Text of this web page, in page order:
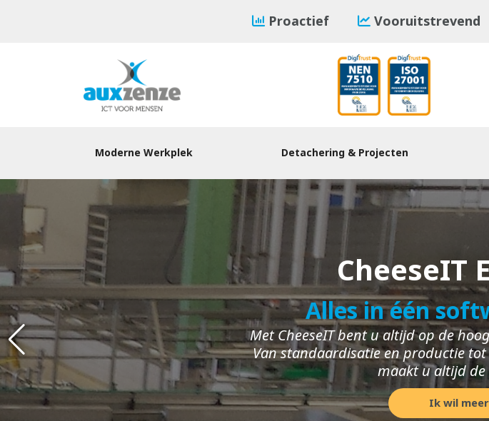
Proactief Vooruitstrevend
Moderne Werkplek Detachering & Projecten
CheeseIT
Alles in één
Met CheeseIT bent u altijd op de
Van standaardisatie en productie
maakt u altijd de
Ik wil